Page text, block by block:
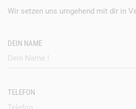
Wir setzen uns umgehend mit dir in
DEIN NAME
TELEFON